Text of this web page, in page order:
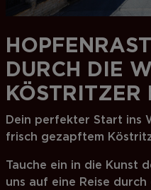
DURCH DIE
KÖSTRITZER
Dein perfekter Start ins
frisch gezapftem
Tauche ein in die Kunst
uns auf eine Reise